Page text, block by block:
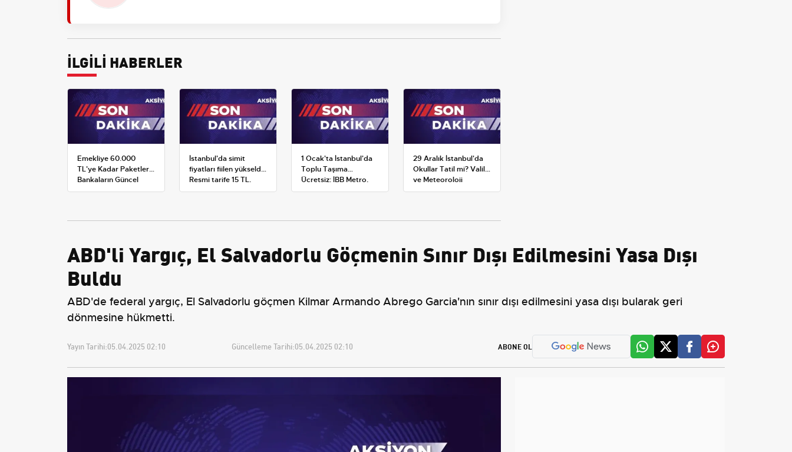
İLGİLİ HABERLER
Emekliye 60.000
TL'ye Kadar Paketler:
Bankaların Güncel
Promosyon ve Ek
İstanbul'da simit
fiyatları fiilen yükseldi:
Resmi tarife 15 TL,
satışlar 20-25 TL'ye
1 Ocak'ta İstanbul'da
Toplu Taşıma
Ücretsiz: İBB Metro,
Metrobüs ve Otobüs
29 Aralık İstanbul'da
Okullar Tatil mi? Valilik
ve Meteoroloji
Açıklamaları
ABD'li Yargıç, El Salvadorlu Göçmenin Sınır Dışı Edilmesini Yasa Dışı
Buldu
ABD'de federal yargıç, El Salvadorlu göçmen Kilmar Armando Abrego Garcia'nın sınır dışı edilmesini yasa dışı bularak geri
dönmesine hükmetti.
Yayın Tarihi:05.04.2025 02:10 Güncelleme Tarihi:05.04.2025 02:10 ABONE OL